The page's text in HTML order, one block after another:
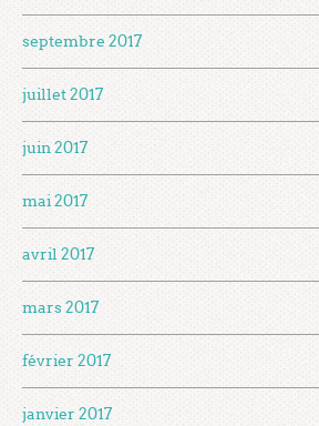
septembre 2017
juillet 2017
juin 2017
mai 2017
avril 2017
mars 2017
février 2017
janvier 2017